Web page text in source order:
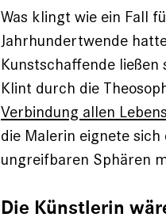
Was klingt wie ein Fall
Jahrhundertwende
Kunstschaffende
Klint durch die
Verbindung allen
die Malerin eignete
ungreifbaren Sphären
Die Künstlerin